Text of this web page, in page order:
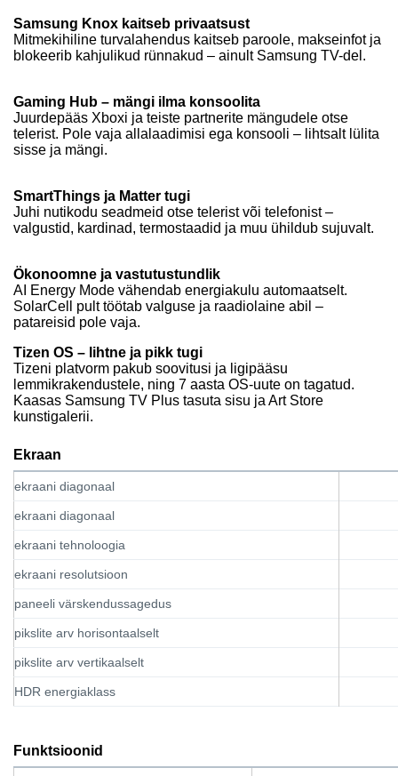
Samsung Knox kaitseb privaatsust
Mitmekihiline turvalahendus kaitseb paroole, makseinfot ja
blokeerib kahjulikud rünnakud – ainult Samsung TV-del.
Gaming Hub – mängi ilma konsoolita
Juurdepääs Xboxi ja teiste partnerite mängudele otse
telerist. Pole vaja allalaadimisi ega konsooli – lihtsalt lülita
sisse ja mängi.
SmartThings ja Matter tugi
Juhi nutikodu seadmeid otse telerist või telefonist –
valgustid, kardinad, termostaadid ja muu ühildub sujuvalt.
Ökonoomne ja vastutustundlik
AI Energy Mode vähendab energiakulu automaatselt.
SolarCell pult töötab valguse ja raadiolaine abil –
patareisid pole vaja.
Tizen OS – lihtne ja pikk tugi
Tizeni platvorm pakub soovitusi ja ligipääsu
lemmikrakendustele, ning 7 aasta OS-uute on tagatud.
Kaasas Samsung TV Plus tasuta sisu ja Art Store
kunstigalerii.
Ekraan
ekraani diagonaal
ekraani diagonaal
ekraani tehnoloogia
ekraani resolutsioon
paneeli värskendussagedus
pikslite arv horisontaalselt
pikslite arv vertikaalselt
HDR energiaklass
Funktsioonid